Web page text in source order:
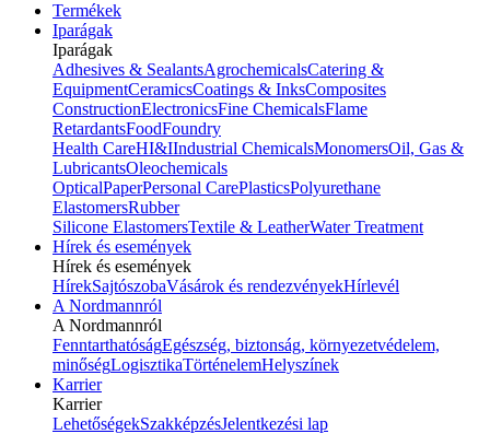
Termékek
Iparágak
Iparágak
Adhesives & SealantsAgrochemicalsCatering &
EquipmentCeramicsCoatings & InksComposites
ConstructionElectronicsFine ChemicalsFlame
RetardantsFoodFoundry
Health CareHI&IIndustrial ChemicalsMonomersOil, Gas &
LubricantsOleochemicals
OpticalPaperPersonal CarePlasticsPolyurethane
ElastomersRubber
Silicone ElastomersTextile & LeatherWater Treatment
Hírek és események
Hírek és események
HírekSajtószobaVásárok és rendezvényekHírlevél
A Nordmannról
A Nordmannról
FenntarthatóságEgészség, biztonság, környezetvédelem,
minőségLogisztikaTörténelemHelyszínek
Karrier
Karrier
LehetőségekSzakképzésJelentkezési lap